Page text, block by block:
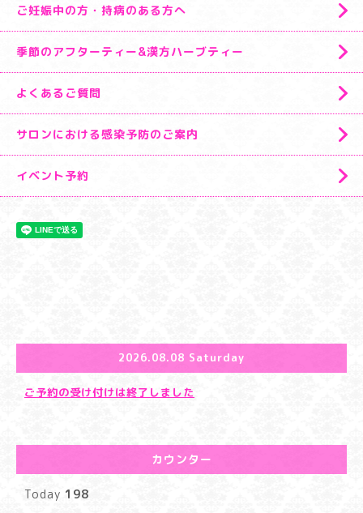
ご妊娠中の方・持病のある方へ
季節のアフターティー&漢方ハーブティー
よくあるご質問
サロンにおける感染予防のご案内
イベント予約
2026.08.08 Saturday
ご予約の受け付けは終了しました
カウンター
Today 198